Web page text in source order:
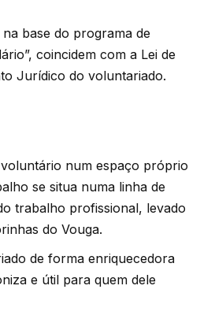
base do programa de
coincidem com a Lei de
Jurídico do voluntariado.
num espaço próprio
se situa numa linha de
trabalho profissional, levado
do Vouga.
de forma enriquecedora
e útil para quem dele